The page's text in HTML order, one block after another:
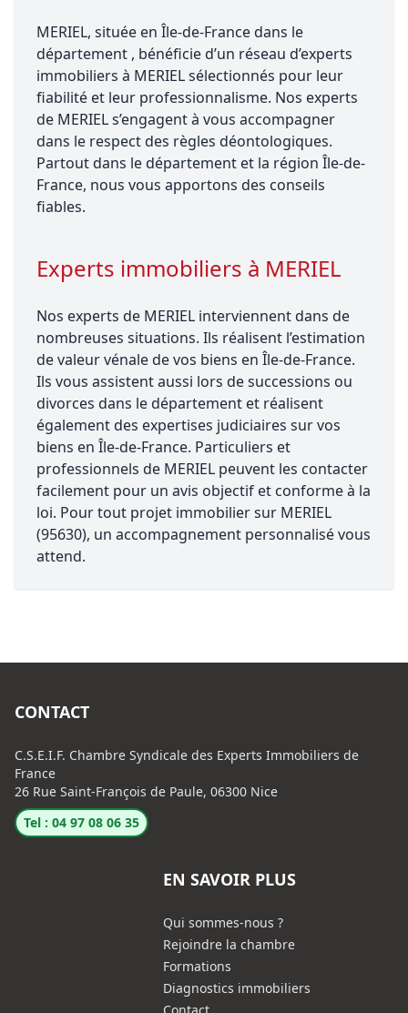
MERIEL, située en Île-de-France dans le
département , bénéficie d’un réseau d’experts
immobiliers à MERIEL sélectionnés pour leur
fiabilité et leur professionnalisme. Nos experts
de MERIEL s’engagent à vous accompagner
dans le respect des règles déontologiques.
Partout dans le département et la région Île-de-
France, nous vous apportons des conseils
fiables.
Experts immobiliers à MERIEL
Nos experts de MERIEL interviennent dans de
nombreuses situations. Ils réalisent l’estimation
de valeur vénale de vos biens en Île-de-France.
Ils vous assistent aussi lors de successions ou
divorces dans le département et réalisent
également des expertises judiciaires sur vos
biens en Île-de-France. Particuliers et
professionnels de MERIEL peuvent les contacter
facilement pour un avis objectif et conforme à la
loi. Pour tout projet immobilier sur MERIEL
(95630), un accompagnement personnalisé vous
attend.
CONTACT
C.S.E.I.F. Chambre Syndicale des Experts Immobiliers de
France
26 Rue Saint-François de Paule, 06300 Nice
Tel : 04 97 08 06 35
EN SAVOIR PLUS
Qui sommes-nous ?
Rejoindre la chambre
Formations
Diagnostics immobiliers